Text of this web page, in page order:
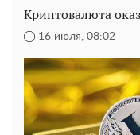
Криптовалюта
16 июля, 08:02